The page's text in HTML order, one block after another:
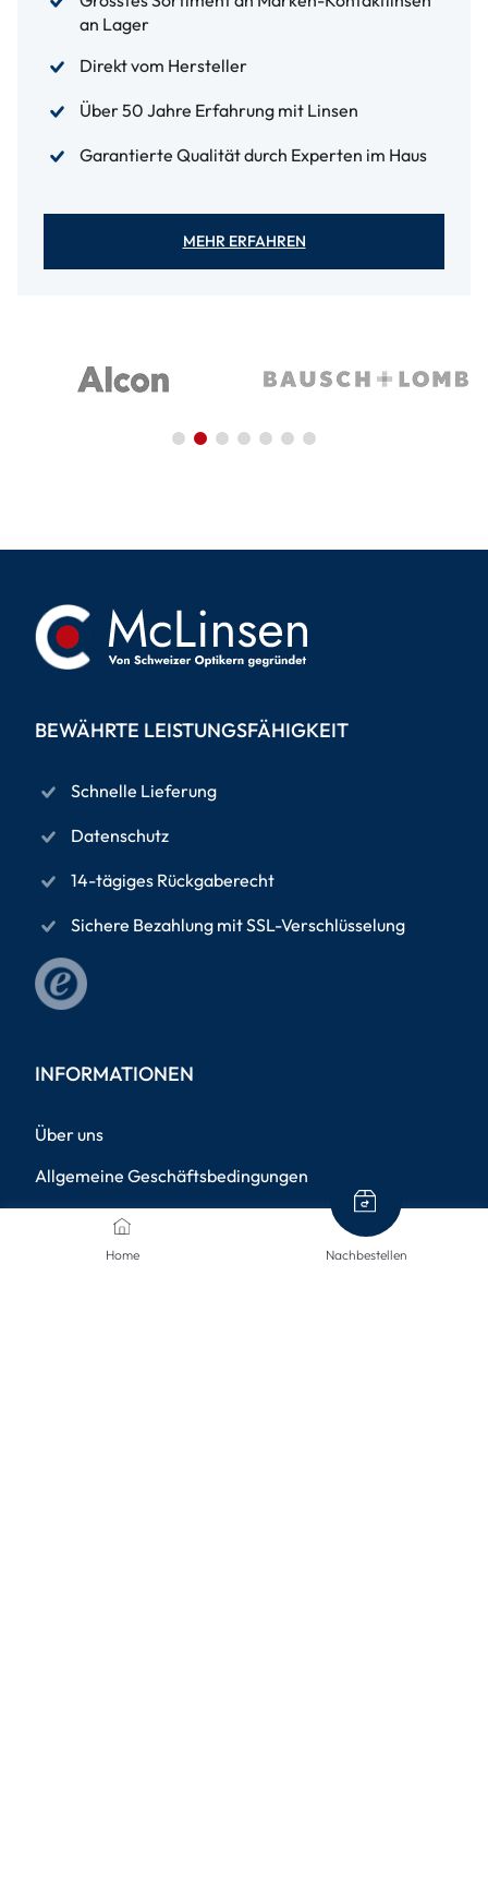
Home Nachbestellen
an Lager
Direkt vom Hersteller
Über 50 Jahre Erfahrung mit Linsen
Garantierte Qualität durch Experten im Haus
MEHR ERFAHREN
BEWÄHRTE LEISTUNGSFÄHIGKEIT
Schnelle Lieferung
Datenschutz
14-tägiges Rückgaberecht
Sichere Bezahlung mit SSL-Verschlüsselung
INFORMATIONEN
Über uns
Allgemeine Geschäftsbedingungen
Datenschutzrichtlinie
Impressum